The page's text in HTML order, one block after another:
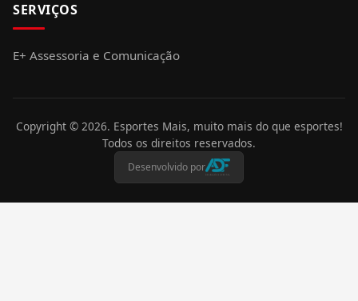
SERVIÇOS
E+ Assessoria e Comunicação
Copyright © 2026. Esportes Mais, muito mais do que esportes!
Todos os direitos reservados.
Desenvolvido por